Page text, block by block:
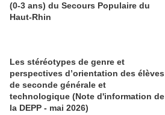
(0-3 ans) du Secours Populaire du
Haut-Rhin
Les stéréotypes de genre et
perspectives d’orientation des élèves
de seconde générale et
technologique (Note d'information de
la DEPP - mai 2026)